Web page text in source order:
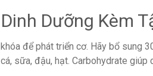
Dưỡng Kèm
để phát triển cơ. Hãy bổ sung
sữa, đậu, hạt. Carbohydrate